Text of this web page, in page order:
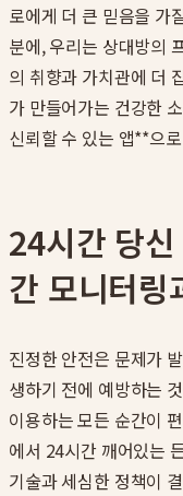
로에게 더 큰 믿음을 가
분에, 우리는 상대방의
의 취향과 가치관에 더
가 만들어가는 건강한
신뢰할 수 있는 앱**으
24시간 당
간 모니터링
진정한 안전은 문제가
생하기 전에 예방하는
이용하는 모든 순간이
에서 24시간 깨어있는
기술과 세심한 정책이